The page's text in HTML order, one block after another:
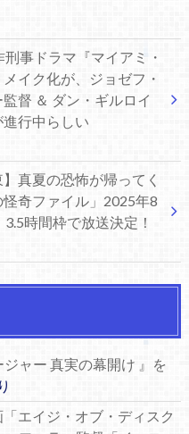
事ドラマ『マイアミ・
イク化が、ジョゼフ・
督 ＆ ダン・ギルロイ
行中らしい
】真夏の恐怖が帰ってく
奇ファイル」2025年8
時間枠で放送決定！
ジャー 真実の幕開け 』を
エイジ・オブ・ディスク